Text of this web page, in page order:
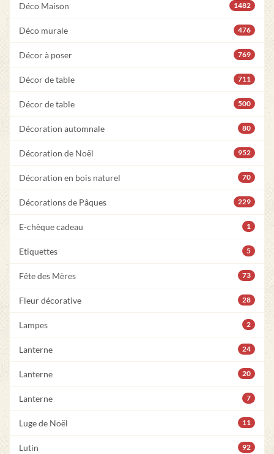
Déco Maison 1482
Déco murale 476
Décor à poser 769
Décor de table 711
Décor de table 500
Décoration automnale 80
Décoration de Noël 952
Décoration en bois naturel 70
Décorations de Pâques 229
E-chèque cadeau 1
Etiquettes 5
Fête des Mères 73
Fleur décorative 28
Lampes 2
Lanterne 24
Lanterne 20
Lanterne 7
Luge de Noël 11
Lutin 92